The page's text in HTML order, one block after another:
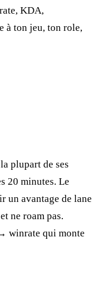
KDA,
à ton jeu, ton role,
plupart de ses
20 minutes. Le
un avantage de lane
ne roam pas.
winrate qui monte